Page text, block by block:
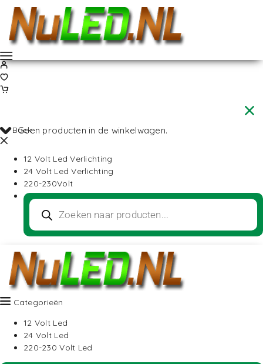
Geen producten in de winkelwagen.
Back
12 Volt Led Verlichting
24 Volt Led Verlichting
220-230Volt
Categorieën
12 Volt Led
24 Volt Led
220-230 Volt Led